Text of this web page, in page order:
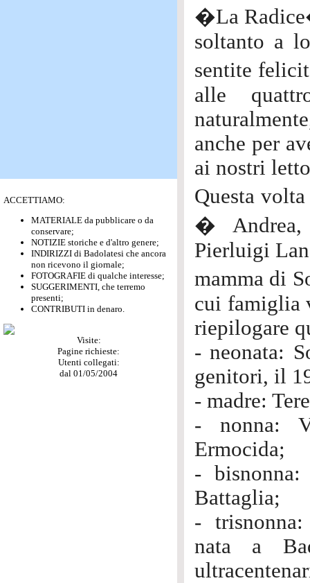
ACCETTIAMO:
MATERIALE da pubblicare o da
conservare;
NOTIZIE storiche e d'altro genere;
INDIRIZZI di Badolatesi che ancora
non ricevono il giornale;
FOTOGRAFIE di qualche interesse;
SUGGERIMENTI, che terremo
presenti;
CONTRIBUTI in denaro.
Visite:
Pagine richieste:
Utenti collegati:
dal 01/05/2004
�La
soltanto a
sentite
alle
anche per
ai nostri
Questa
� Andrea,
Pierluigi
mamma di
cui famiglia
riepilogare
- neonata:
genitori, il
- madre:
- nonna:
Ermocida;
- bisnonna:
Battaglia;
-
nata a